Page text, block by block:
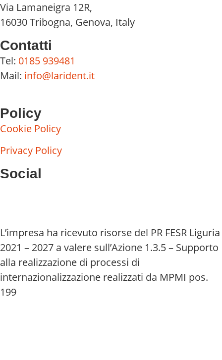
Via Lamaneigra 12R,
16030 Tribogna, Genova, Italy
Contatti
Tel: 0185 939481
Mail: info@larident.it
Policy
Cookie Policy
Privacy Policy
Social
L’impresa ha ricevuto risorse del PR FESR Liguria
2021 – 2027 a valere sull’Azione 1.3.5 – Supporto
alla realizzazione di processi di
internazionalizzazione realizzati da MPMI pos.
199